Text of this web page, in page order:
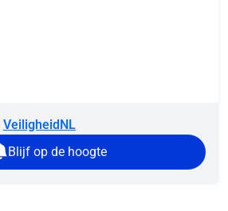
VeiligheidNL
Blijf op de hoogte